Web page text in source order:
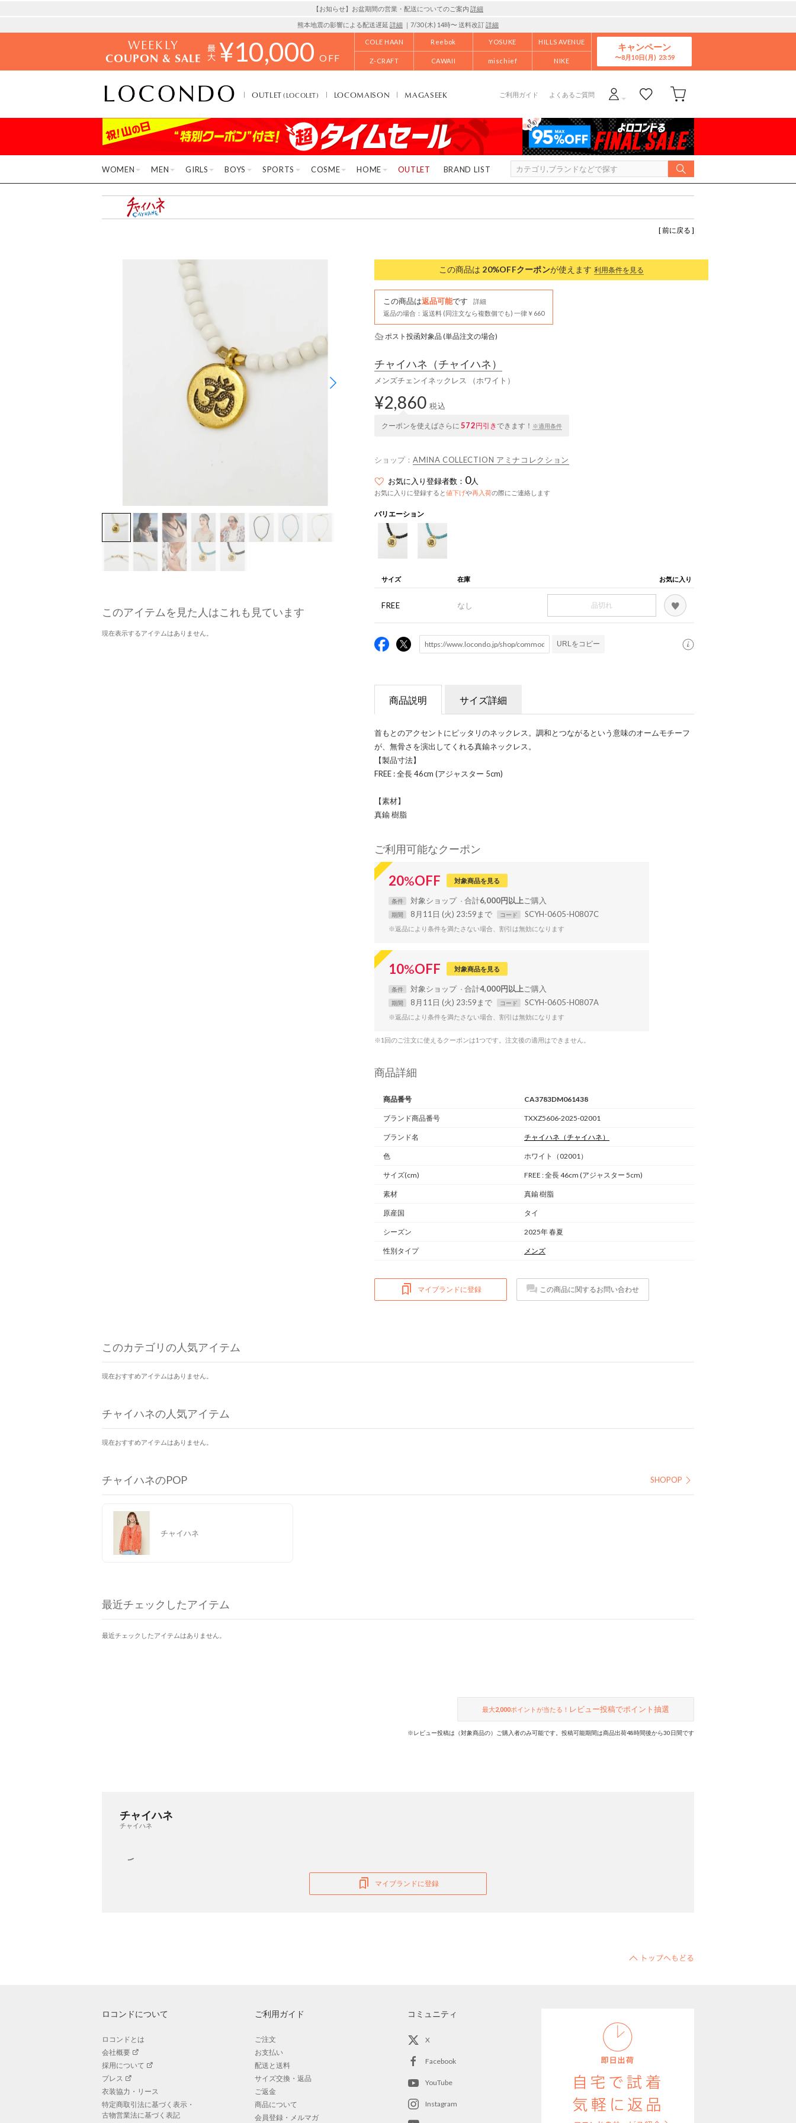
【お知らせ】お盆期間の営業・配送についてのご案内 詳細
熊本地震の影響による配送遅延 詳細 ｜7/30 (木) 14時〜 送料改訂詳細
WEEKLY
COUPON & SALE ¥10,000 OFF
COLE HAAN Reebok YOSUKE HILLS AVENUE
Z-CRAFT CAWAII mischief NIKE
キャンペーン
8月10日(月)
OUTLET(LOCOLET) LOCOMAISON MAGASEEK ご利用ガイド よくあるご質問
WOMEN MEN GIRLS BOYS SPORTS COSME HOME OUTLET BRAND LIST
[ 前に戻る ]
このアイテムを見た人はこれも見ています
現在表示するアイテムはありません。
この商品は 20%OFFクーポンが使えます 利用条件を見る
この商品は返品可能です
詳細
返品の場合：返送料 (同注文なら複数個でも) 一律￥660
ポスト投函対象品 (単品注文の場合)
チャイハネ （チャイハネ）
メンズチェンイネックレス （ホワイト）
¥2,860 税込
クーポンを使えばさらに 572円引きできます！ ※適用条件
ショップ： AMINA COLLECTION アミナコレクション
お気に入り登録者数： 0人
お気に入りに登録すると値下げや再入荷の際にご連絡します
バリエーション
サイズ 在庫 お気に入り
FREE なし 品切れ
URLをコピー
商品説明 サイズ詳細
首もとのアクセントにピッタリのネックレス。調和とつながるという意味のオームモチーフ
が、無骨さを演出してくれる真鍮ネックレス。
【製品寸法】
FREE : 全長 46cm (アジャスター 5cm)
【素材】
真鍮 樹脂
ご利用可能なクーポン
20%OFF 対象商品を見る
条件 対象ショップ 合計6,000円以上
期間 8月11日 (火) 23:59まで コード SCYH-0605-H0807C
※返品により条件を満たさない場合、割引は無効になります
10%OFF 対象商品を見る
条件 対象ショップ 合計4,000円以上
期間 8月11日 (火) 23:59まで コード SCYH-0605-H0807A
※返品により条件を満たさない場合、割引は無効になります
※1回のご注文に使えるクーポンは1つです。注文後の適用はできません。
商品詳細
商品番号 CA3783DM061438
ブランド商品番号 TXXZ5606-2025-02001
ブランド名 チャイハネ （チャイハネ）
色 ホワイト（02001）
サイズ(cm) FREE : 全長 46cm (アジャスター 5cm)
素材 真鍮 樹脂
原産国 タイ
シーズン 2025年 春夏
性別タイプ メンズ
マイブランドに登録 この商品に関するお問い合わせ
このカテゴリの人気アイテム
現在おすすめアイテムはありません。
チャイハネの人気アイテム
現在おすすめアイテムはありません。
チャイハネのPOP SHOPOP
チャイハネ
最近チェックしたアイテム
最近チェックしたアイテムはありません。
最大2,000ポイントが当たる！ レビュー投稿でポイント抽選
※レビュー投稿は（対象商品の）ご購入者のみ可能です。投稿可能期間は商品出荷48時間後から30日間です
チャイハネ
チャイハネ
マイブランドに登録
ロコンドについて
ロコンドとは
会社概要
採用について
プレス
衣装協力・リース
特定商取引法に基づく表示・
古物営業法に基づく表記
ご利用ガイド
ご注文
お支払い
配送と送料
サイズ交換・返品
ご返金
商品について
会員登録・メルマガ
コミュニティ
X
Facebook
YouTube
Instagram